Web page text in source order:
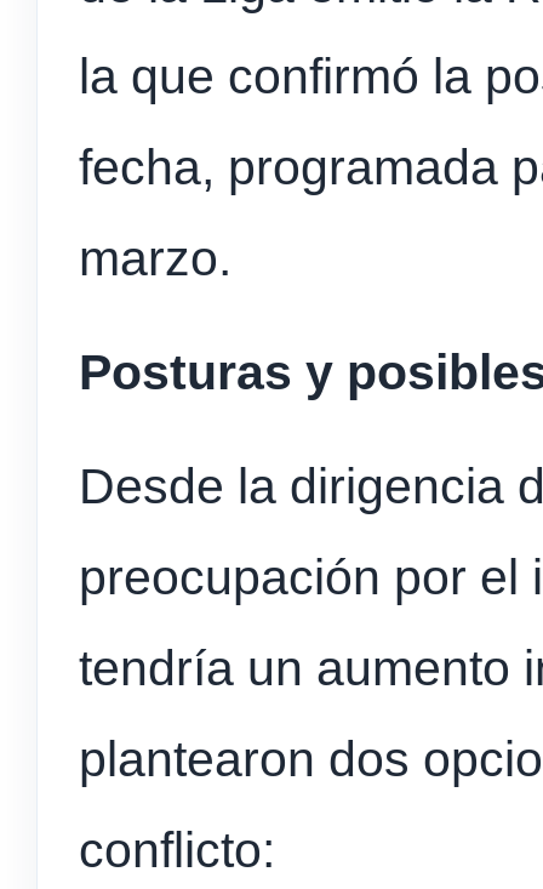
la que confirmó la
fecha, programada
marzo.
Posturas y
Desde la dirigencia
preocupación por el
tendría un aumento
plantearon dos
conflicto: